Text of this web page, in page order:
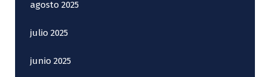
agosto 2025
julio 2025
junio 2025